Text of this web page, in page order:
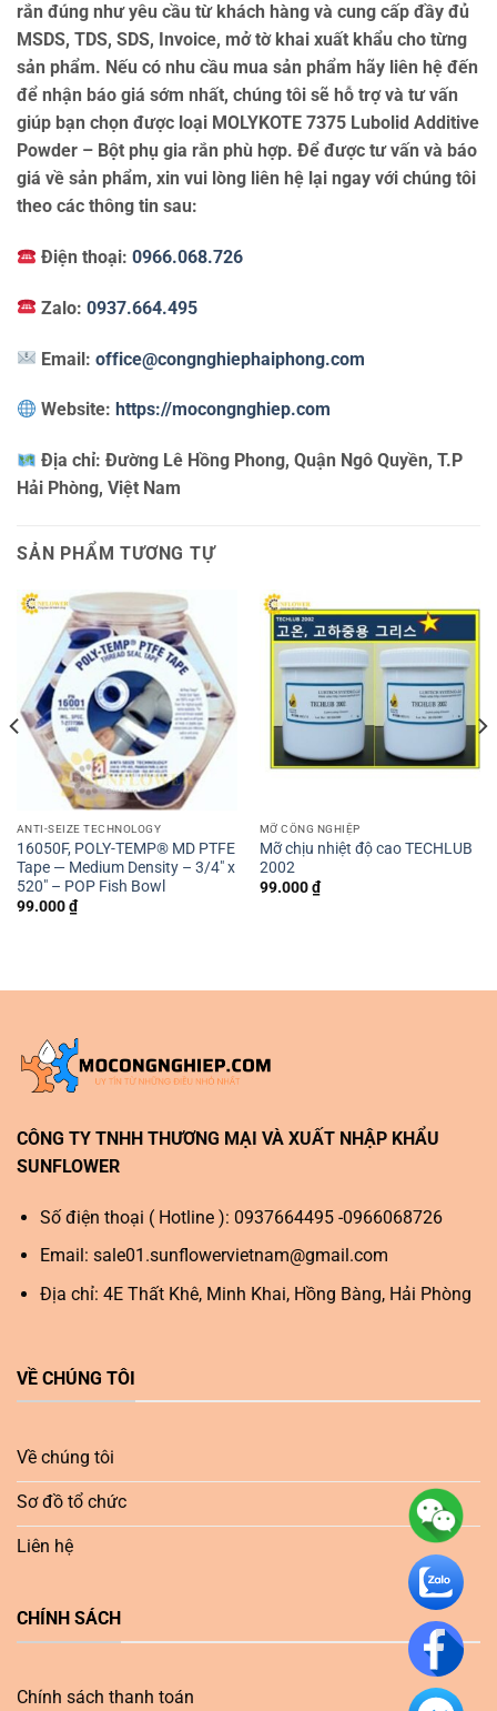
rắn đúng như yêu cầu từ khách hàng và cung cấp đầy đủ
MSDS, TDS, SDS, Invoice, mở tờ khai xuất khẩu cho từng
sản phẩm. Nếu có nhu cầu mua sản phẩm hãy liên hệ đến
để nhận báo giá sớm nhất, chúng tôi sẽ hỗ trợ và tư vấn
giúp bạn chọn được loại MOLYKOTE 7375 Lubolid Additive
Powder – Bột phụ gia rắn phù hợp. Để được tư vấn và báo
giá về sản phẩm, xin vui lòng liên hệ lại ngay với chúng tôi
theo các thông tin sau:
Điện thoại:0966.068.726
Zalo:0937.664.495
Email:office@congnghiephaiphong.com
Website: https://mocongnghiep.com
Địa chỉ:Đường Lê Hồng Phong, Quận Ngô Quyền, T.P
Hải Phòng, Việt Nam
SẢN PHẨM TƯƠNG TỰ
ANTI-SEIZE TECHNOLOGY
16050F, POLY-TEMP® MD PTFE
Tape — Medium Density – 3/4″ x
520″ – POP Fish Bowl
99.000₫
MỠ CÔNG NGHIỆP
Mỡ chịu nhiệt độ cao TECHLUB
2002
99.000₫
CÔNG TY TNHH THƯƠNG MẠI VÀ XUẤT NHẬP KHẨU
SUNFLOWER
Số điện thoại ( Hotline ): 0937664495 -0966068726
Email: sale01.sunflowervietnam@gmail.com
Địa chỉ: 4E Thất Khê, Minh Khai, Hồng Bàng, Hải Phòng
VỀ CHÚNG TÔI
Về chúng tôi
Sơ đồ tổ chức
Liên hệ
CHÍNH SÁCH
Chính sách thanh toán